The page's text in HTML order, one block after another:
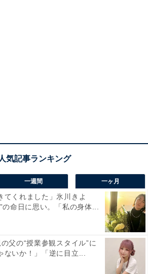
一週間 一ヶ月
てくれました」氷川きよ
の命日に思い。「私の身体...
の父の“授業参観スタイル”に
ないか！」「逆に目立...